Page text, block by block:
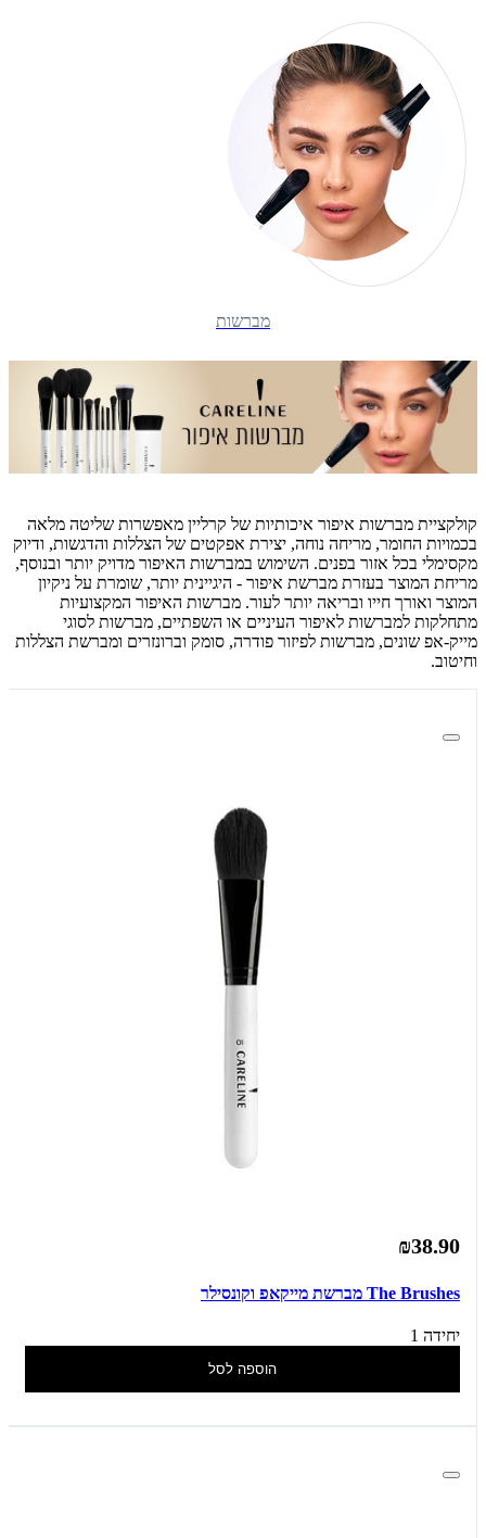
מברשות
קולקציית מברשות איפור איכותיות של קרליין מאפשרות שליטה מלאה
בכמויות החומר, מריחה נוחה, יצירת אפקטים של הצללות והדגשות, ודיוק
מקסימלי בכל אזור בפנים. השימוש במברשות האיפור מדויק יותר ובנוסף,
מריחת המוצר בעזרת מברשת איפור - היגיינית יותר, שומרת על ניקיון
המוצר ואורך חייו ובריאה יותר לעור. מברשות האיפור המקצועיות
מתחלקות למברשות לאיפור העיניים או השפתיים, מברשות לסוגי
מייק-אפ שונים, מברשות לפיזור פודרה, סומק וברונזרים ומברשת הצללות
וחיטוב.
₪38.90
The Brushes מברשת מייקאפ וקונסילר
יחידה 1
הוספה לסל